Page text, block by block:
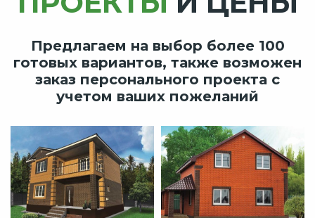
Предлагаем на выбор более 100
готовых вариантов, также возможен
заказ персонального проекта с
учетом ваших пожеланий